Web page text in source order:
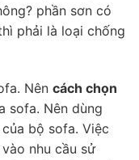
phần sơn có
phải là loại chống
Nên cách chọn
sofa. Nên dùng
bộ sofa. Việc
nhu cầu sử